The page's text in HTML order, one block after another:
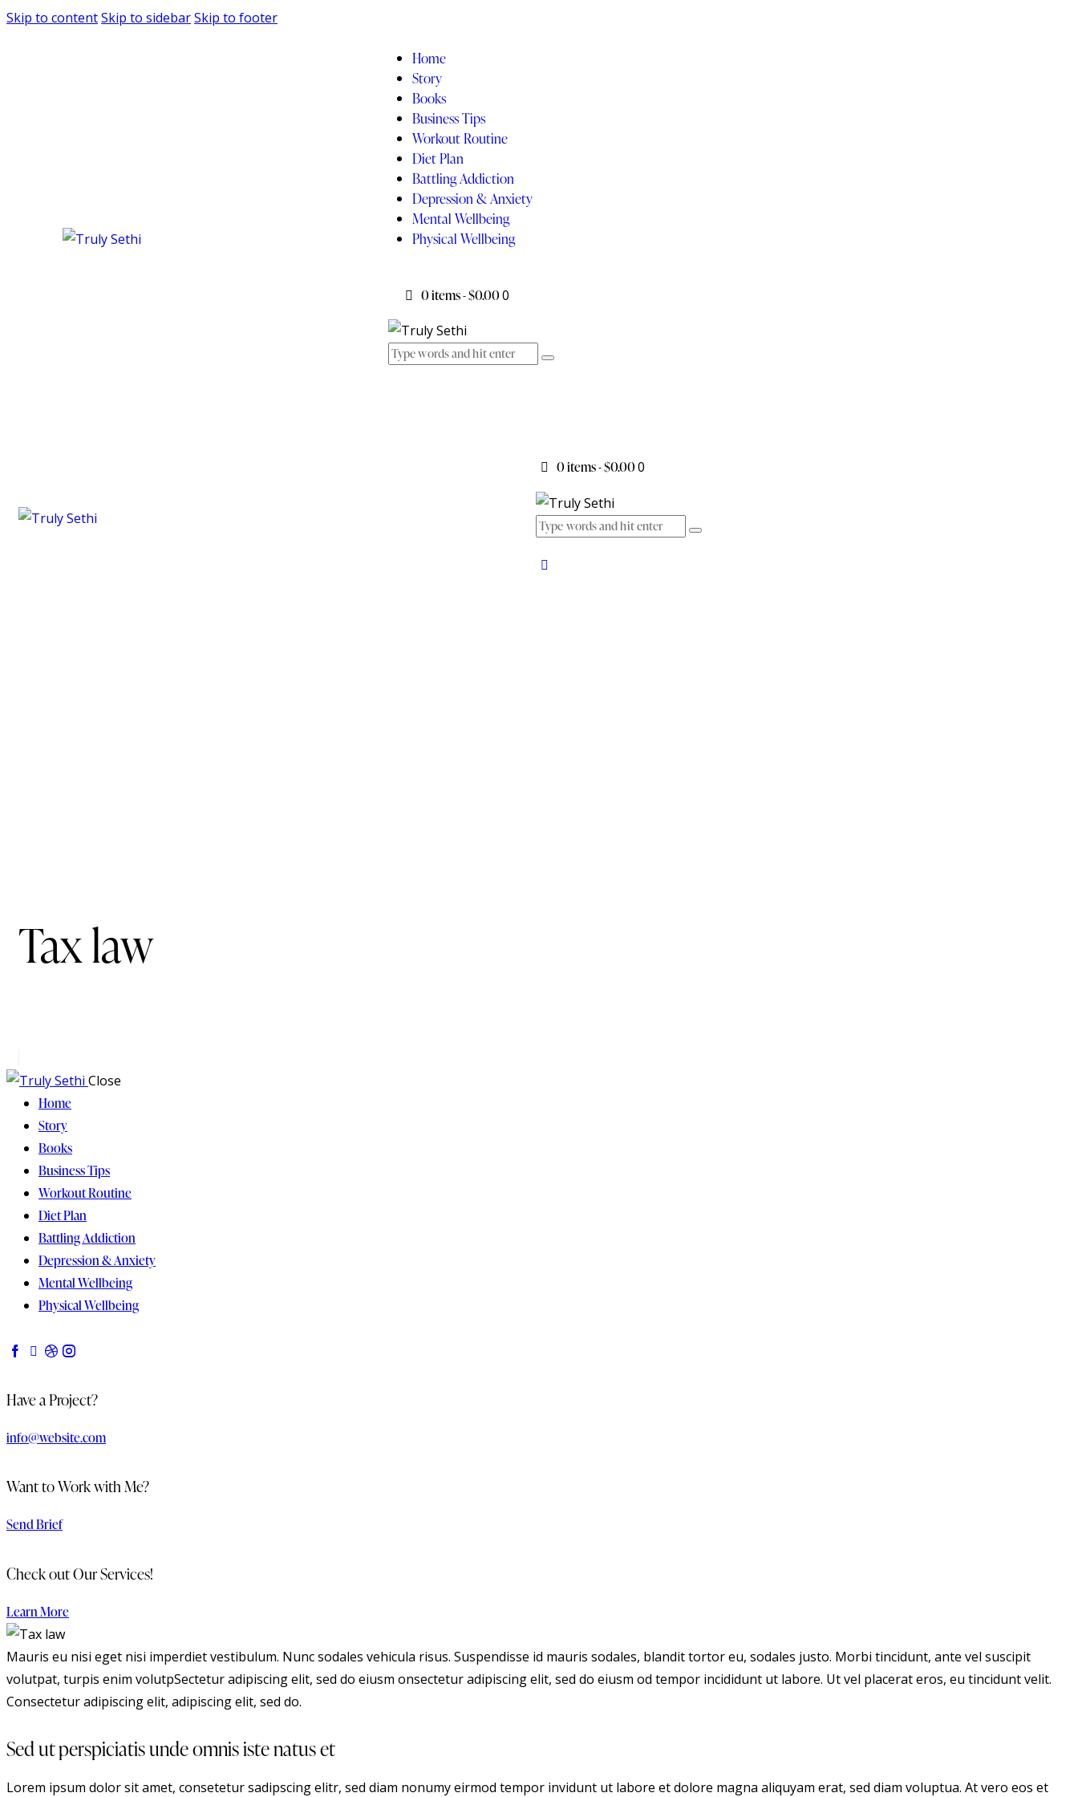
Skip to contentSkip to sidebarSkip to footer
Home
Story
Books
Business Tips
Workout Routine
Diet Plan
Battling Addiction
Depression & Anxiety
Mental Wellbeing
Physical Wellbeing
0 items-$0.000
0 items-$0.000
Tax law
Close
Home
Story
Books
Business Tips
Workout Routine
Diet Plan
Battling Addiction
Depression & Anxiety
Mental Wellbeing
Physical Wellbeing
Have a Project?
info@website.com
Want to Work with Me?
Send Brief
Check out Our Services!
Learn More
Mauris eu nisi eget nisi imperdiet vestibulum. Nunc sodales vehicula risus. Suspendisse id mauris sodales, blandit tortor eu, sodales justo. Morbi tincidunt, ante vel suscipit
volutpat, turpis enim volutpSectetur adipiscing elit, sed do eiusm onsectetur adipiscing elit, sed do eiusm od tempor incididunt ut labore. Ut vel placerat eros, eu tincidunt velit.
Consectetur adipiscing elit, adipiscing elit, sed do.
Sed ut perspiciatis unde omnis iste natus et
Lorem ipsum dolor sit amet, consetetur sadipscing elitr, sed diam nonumy eirmod tempor invidunt ut labore et dolore magna aliquyam erat, sed diam voluptua. At vero eos et